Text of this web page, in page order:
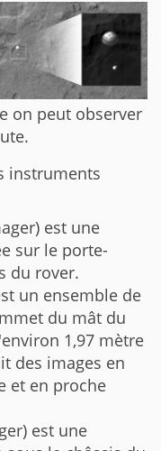
on peut observer
instruments
est une
sur le porte-
du rover.
un ensemble de
du mât du
1,97 mètre
des images en
et en proche
est une